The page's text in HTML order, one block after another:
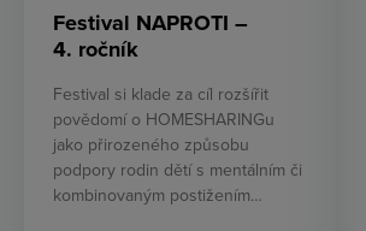
Festival NAPROTI –
4. ročník
Festival si klade za cíl rozšířit
povědomí o HOMESHARINGu
jako přirozeného způsobu
podpory rodin dětí s mentálním či
kombinovaným postižením…